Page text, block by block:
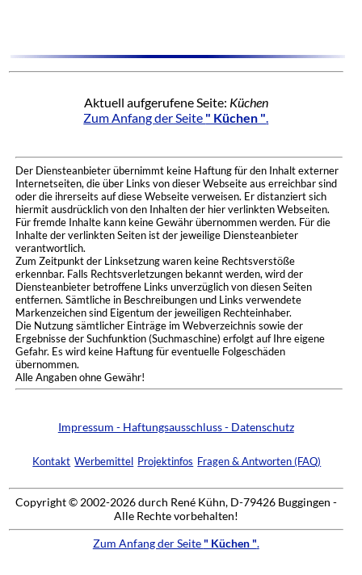
Aktuell aufgerufene Seite: Küchen
Zum Anfang der Seite " Küchen ".
Der Diensteanbieter übernimmt keine Haftung für den Inhalt externer
Internetseiten, die über Links von dieser Webseite aus erreichbar sind
oder die ihrerseits auf diese Webseite verweisen. Er distanziert sich
hiermit ausdrücklich von den Inhalten der hier verlinkten Webseiten.
Für fremde Inhalte kann keine Gewähr übernommen werden. Für die
Inhalte der verlinkten Seiten ist der jeweilige Diensteanbieter
verantwortlich.
Zum Zeitpunkt der Linksetzung waren keine Rechtsverstöße
erkennbar. Falls Rechtsverletzungen bekannt werden, wird der
Diensteanbieter betroffene Links unverzüglich von diesen Seiten
entfernen. Sämtliche in Beschreibungen und Links verwendete
Markenzeichen sind Eigentum der jeweiligen Rechteinhaber.
Die Nutzung sämtlicher Einträge im Webverzeichnis sowie der
Ergebnisse der Suchfunktion (Suchmaschine) erfolgt auf Ihre eigene
Gefahr. Es wird keine Haftung für eventuelle Folgeschäden
übernommen.
Alle Angaben ohne Gewähr!
Impressum - Haftungsausschluss - Datenschutz
Kontakt Werbemittel Projektinfos Fragen & Antworten (FAQ)
Copyright © 2002-2026 durch René Kühn, D-79426 Buggingen -
Alle Rechte vorbehalten!
Zum Anfang der Seite " Küchen ".